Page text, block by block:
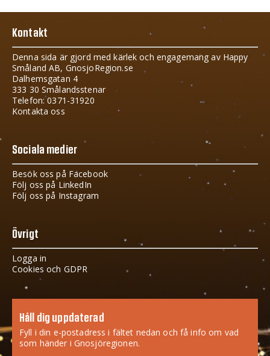
Kontakt
Denna sida är gjord med kärlek och engagemang av Happy
Småland AB, GnosjoRegion.se
Dalhemsgatan 4
333 30 Smålandsstenar
Telefon: 0371-31920
Kontakta oss
Sociala medier
Besök oss på Facebook
Följ oss på LinkedIn
Följ oss på Instagram
Övrigt
Logga in
Cookies och GDPR
Håll dig uppdaterad
Fyll i din e-postadress i fältet nedan och få info om vad
som händer i Gnosjöregionen.